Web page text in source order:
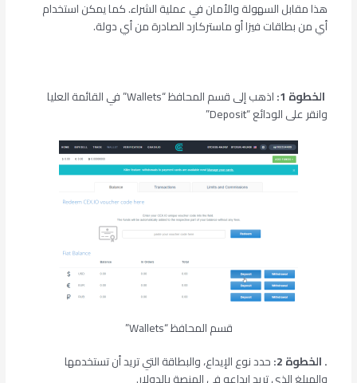
هذا مقابل السهولة والأمان في عملية الشراء. كما يمكن استخدام
أي من بطاقات فيزا أو ماستركارد الصادرة من أي دولة.
الخطوة 1:
اذهب إلى قسم المحافظ “Wallets” في القائمة العليا
وانقر على الودائع “Deposit”
قسم المحافظ “Wallets”
.الخطوة 2:
حدد نوع الإيداع، والبطاقة التي تريد أن تستخدمها